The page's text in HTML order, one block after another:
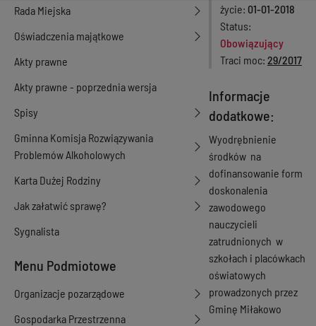
Rada Miejska
Oświadczenia majątkowe
Akty prawne
Akty prawne - poprzednia wersja
Spisy
Gminna Komisja Rozwiązywania
Problemów Alkoholowych
Karta Dużej Rodziny
Jak załatwić sprawę?
Sygnalista
Menu Podmiotowe
Organizacje pozarządowe
Gospodarka Przestrzenna
życie 01-01-2018
Status
Obowiązujący
Traci moc 29/2017
Informacje
dodatkowe:
Wyodrębnienie
środków na
dofinansowanie form
doskonalenia
zawodowego
nauczycieli
zatrudnionych w
szkołach i placówkach
oświatowych
prowadzonych przez
Gminę Miłakowo